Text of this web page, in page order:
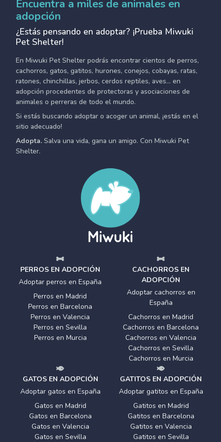
Encuentra a miles de animales en
adopción
¿Estás pensando en adoptar? ¡Prueba Miwuki
Pet Shelter!
En Miwuki Pet Shelter podrás encontrar cientos de perros,
cachorros, gatos, gatitos, hurones, conejos, cobayas, ratas,
ratones, chinchillas, jerbos, cerdos reptiles, aves... en
adopción procedentes de protectoras y asociaciones de
animales o perreras de todo el mundo.
Si estás buscando adoptar o acoger un animal, ¡estás en el
sitio adecuado!
Adopta. Salva una vida, gana un amigo. Con Miwuki Pet
Shelter.
PERROS EN ADOPCIÓN
Adoptar perros en España
Perros en Madrid
Perros en Barcelona
Perros en Valencia
Perros en Sevilla
Perros en Murcia
CACHORROS EN
ADOPCIÓN
Adoptar cachorros en
España
Cachorros en Madrid
Cachorros en Barcelona
Cachorros en Valencia
Cachorros en Sevilla
Cachorros en Murcia
GATOS EN ADOPCIÓN
Adoptar gatos en España
Gatos en Madrid
Gatos en Barcelona
Gatos en Valencia
Gatos en Sevilla
GATITOS EN ADOPCIÓN
Adoptar gatitos en España
Gatitos en Madrid
Gatitos en Barcelona
Gatitos en Valencia
Gatitos en Sevilla